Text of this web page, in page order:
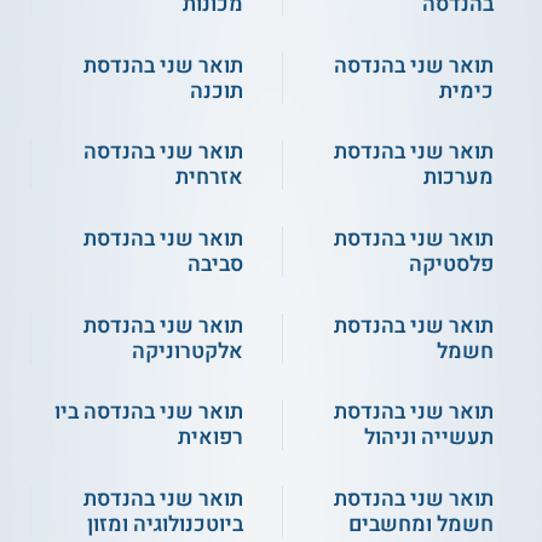
מאלקטרואופטיקה, מהתמחויות אחרות או מחוגים אחרים בבית
נושאי הלימוד
דימות תהודה מגנטי
אופטיקה לא לינארית
תקשורת ניידת לוויינית
תקשורת אופטית אלחוטית
הולוגרפיה ודיפרקציה אופטיות
שיטות אנליטיות באלקטרומגנטיות
אופטיקה מגורענת ודימות בתווך לא מסודר
ועוד
תואר שני בהנדסה
כימית
תואר שני בהנדסת
תוכנה
תואר שני בהנדסת
מערכות
תואר שני בהנדסה
אזרחית
תואר שני בהנדסת
פלסטיקה
תואר שני בהנדסת
סביבה
תואר שני בהנדסת
חשמל
תואר שני בהנדסת
אלקטרוניקה
תואר שני בהנדסת
תעשייה וניהול
תואר שני בהנדסה ביו
רפואית
תואר שני בהנדסת
חשמל ומחשבים
תואר שני בהנדסת
ביוטכנולוגיה ומזון